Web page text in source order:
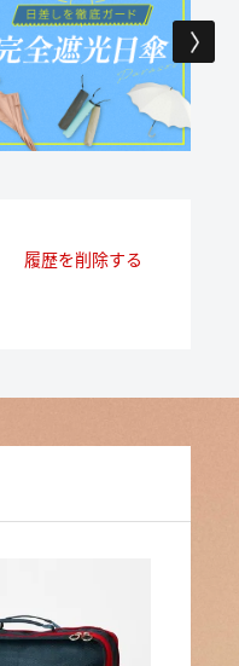
履歴を削除する